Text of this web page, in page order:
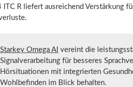
ITC R liefert ausreichend Verstärkung
Starkey Omega AI vereint die
Signalverarbeitung für besseres
Hörsituationen mit integrierten
Wohlbefinden im Blick behalten.